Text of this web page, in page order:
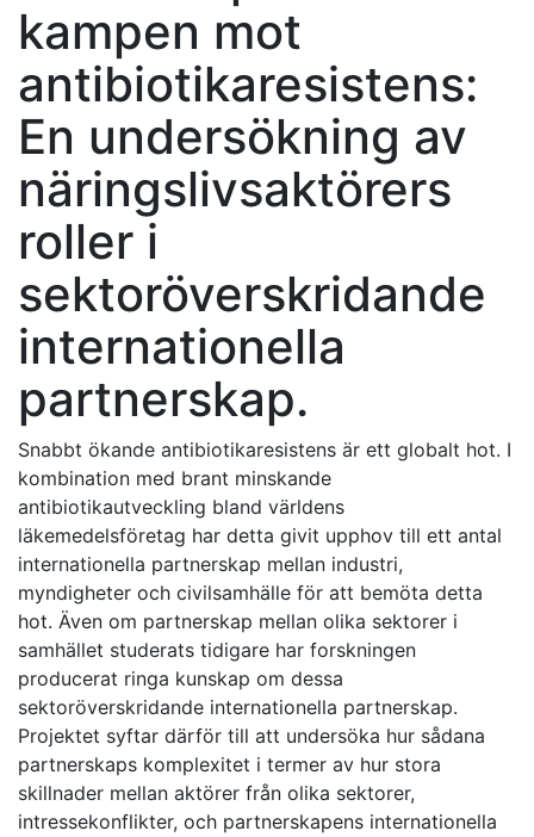
kampen mot
antibiotikaresistens:
En undersökning av
näringslivsaktörers
roller i
sektoröverskridande
internationella
partnerskap.
Snabbt ökande antibiotikaresistens är ett globalt hot. I
kombination med brant minskande
antibiotikautveckling bland världens
läkemedelsföretag har detta givit upphov till ett antal
internationella partnerskap mellan industri,
myndigheter och civilsamhälle för att bemöta detta
hot. Även om partnerskap mellan olika sektorer i
samhället studerats tidigare har forskningen
producerat ringa kunskap om dessa
sektoröverskridande internationella partnerskap.
Projektet syftar därför till att undersöka hur sådana
partnerskaps komplexitet i termer av hur stora
skillnader mellan aktörer från olika sektorer,
intressekonflikter, och partnerskapens internationella